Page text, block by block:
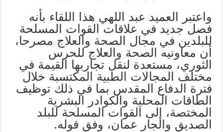
واعتبر العميد عبد اللهي هذا اللقاء بأنه
فصل جديد في علاقات القوات المسلحة
للبلدين في مجال الصحة والعلاج مصرحا،
أن معاونيه الصحة والعلاج للحرس
الثوري، مستعدة لنقل تجاربها القيمة في
مختلف المجالات الطبية المكتسبة خلال
فترة الدفاع المقدس بما في ذلك توظيف
الطاقات المحلية والكوادر البشرية
المختصة، إلى القوات المسلحة للبلد
الصديق والجار عمان، وفق قوله.